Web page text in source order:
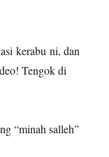
kerabu ni, dan
Tengok di
“minah salleh”